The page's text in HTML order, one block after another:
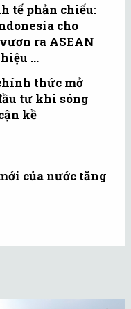
tế phản chiếu:
cho
ra ASEAN
...
thức mở
tư khi sóng
kề
của nước tăng